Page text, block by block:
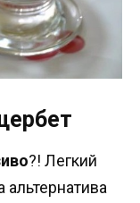
?! Легкий
альтернатива